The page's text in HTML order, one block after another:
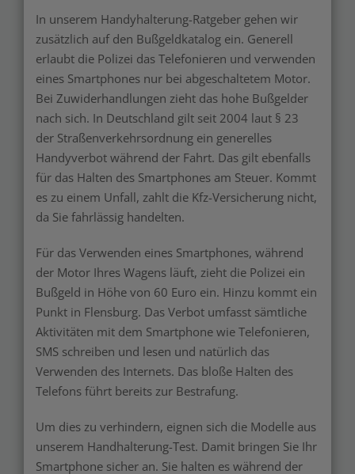
In unserem Handyhalterung-Ratgeber gehen wir
zusätzlich auf den Bußgeldkatalog ein. Generell
erlaubt die Polizei das Telefonieren und verwenden
eines Smartphones nur bei abgeschaltetem Motor.
Bei Zuwiderhandlungen zieht das hohe Bußgelder
nach sich. In Deutschland gilt seit 2004 laut § 23
der Straßenverkehrsordnung ein generelles
Handyverbot während der Fahrt. Das gilt ebenfalls
für das Halten des Smartphones am Steuer. Kommt
es zu einem Unfall, zahlt die Kfz-Versicherung nicht,
da Sie fahrlässig handelten.
Für das Verwenden eines Smartphones, während
der Motor Ihres Wagens läuft, zieht die Polizei ein
Bußgeld in Höhe von 60 Euro ein. Hinzu kommt ein
Punkt in Flensburg. Das Verbot umfasst sämtliche
Aktivitäten mit dem Smartphone wie Telefonieren,
SMS schreiben und lesen und natürlich das
Verwenden des Internets. Das bloße Halten des
Telefons führt bereits zur Bestrafung.
Um dies zu verhindern, eignen sich die Modelle aus
unserem Handhalterung-Test. Damit bringen Sie Ihr
Smartphone sicher an. Sie halten es während der